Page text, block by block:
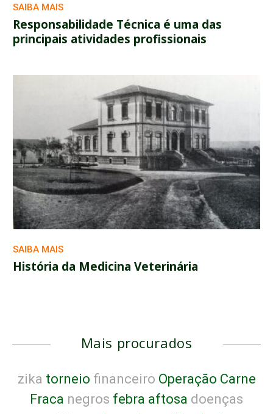
SAIBA MAIS
Responsabilidade Técnica é uma das
principais atividades profissionais
SAIBA MAIS
História da Medicina Veterinária
Mais procurados
zika torneio financeiro Operação Carne
Fraca negros febra aftosa doenças